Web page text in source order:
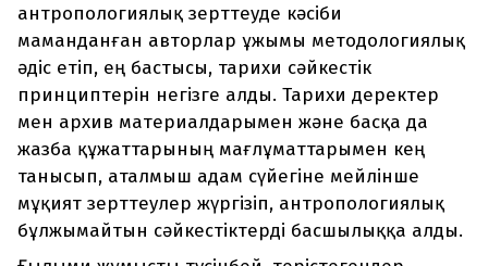
антропологиялық зерттеуде кәсіби
маманданған авторлар ұжымы методологиялық
әдіс етіп, ең бастысы, тарихи сәйкестік
принциптерін негізге алды. Тарихи деректер
мен архив материалдарымен және басқа да
жазба құжаттарының мағлұматтарымен кең
танысып, аталмыш адам сүйегіне мейлінше
мұқият зерттеулер жүргізіп, антропологиялық
бұлжымайтын сәйкестіктерді басшылыққа алды.